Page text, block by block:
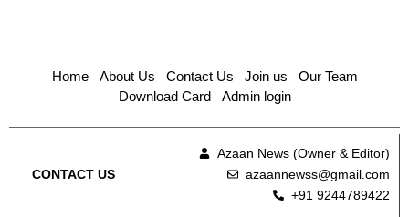
Home About Us Contact Us Join us
Our Team
Download Card
Admin login
CONTACT US
Azaan News (Owner & Editor)
azaannewss@gmail.com
+91 9244789422